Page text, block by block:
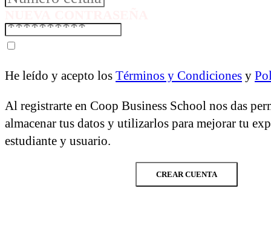
He leído y acepto los Términos y Condiciones y
Al registrarte en Coop Business School nos das
almacenar tus datos y utilizarlos para mejorar tu
estudiante y usuario.
CREAR CUENTA